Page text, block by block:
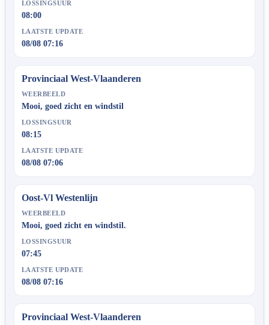
LOSSINGSUUR
08:00
LAATSTE UPDATE
08/08 07:16
Provinciaal West-Vlaanderen
WEERBEELD
Mooi, goed zicht en windstil
LOSSINGSUUR
08:15
LAATSTE UPDATE
08/08 07:06
Oost-Vl Westenlijn
WEERBEELD
Mooi, goed zicht en windstil.
LOSSINGSUUR
07:45
LAATSTE UPDATE
08/08 07:16
Provinciaal West-Vlaanderen